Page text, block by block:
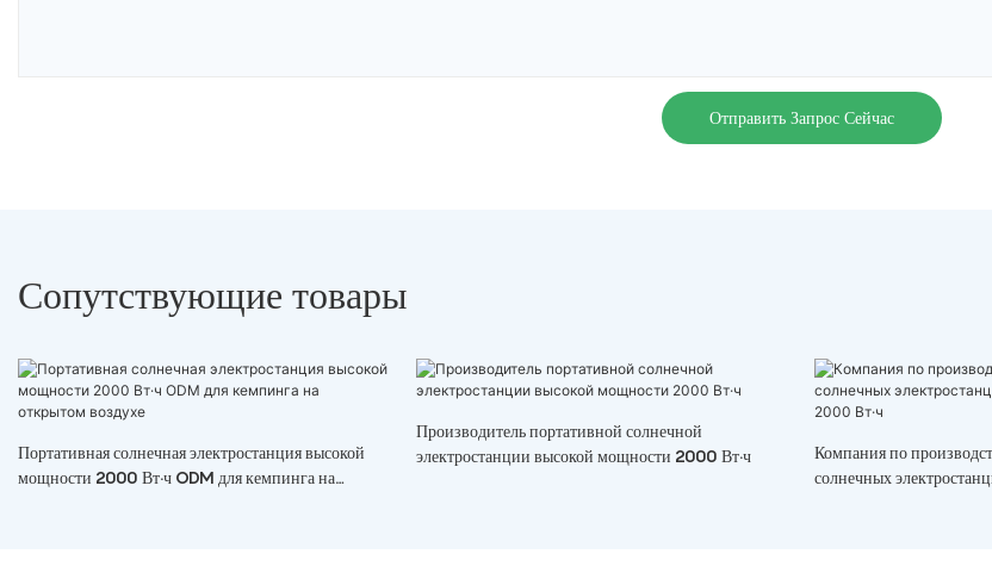
Отправить Запрос Сейчас
Сопутствующие товары
Портативная солнечная электростанция высокой
мощности 2000 Вт·ч ODM для кемпинга на
Производитель портативной солнечной
электростанции высокой мощности 2000 Вт·ч
Компания по
солнечных